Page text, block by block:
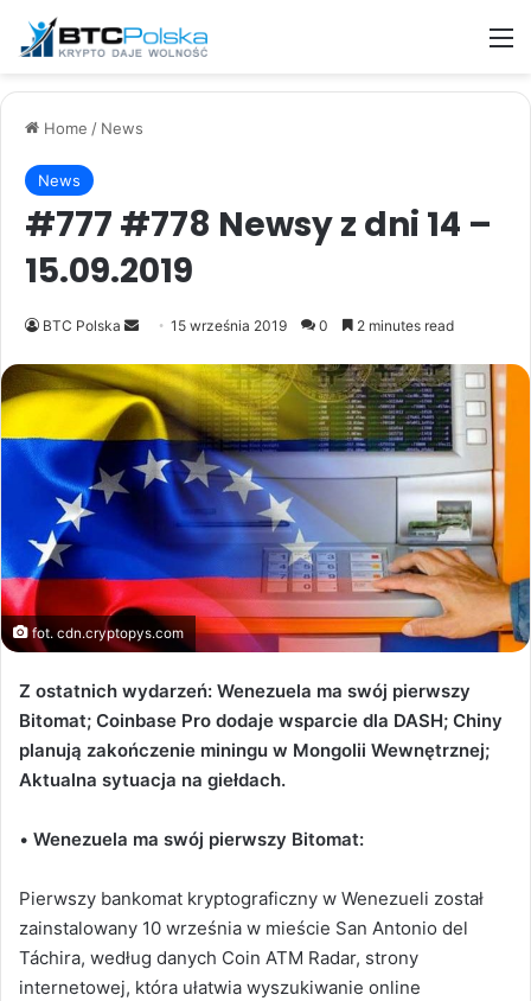
Home / News
News
#777 #778 Newsy z dni 14 –
15.09.2019
BTC Polska
Send
email
15 września 2019 0 2 minutes read
fot. cdn.cryptopys.com
Z ostatnich wydarzeń: Wenezuela ma swój pierwszy
Bitomat; Coinbase Pro dodaje wsparcie dla DASH; Chiny
planują zakończenie miningu w Mongolii Wewnętrznej;
Aktualna sytuacja na giełdach.
• Wenezuela ma swój pierwszy Bitomat:
Pierwszy bankomat kryptograficzny w Wenezueli został
zainstalowany 10 września w mieście San Antonio del
Táchira, według danych Coin ATM Radar, strony
internetowej, która ułatwia wyszukiwanie online